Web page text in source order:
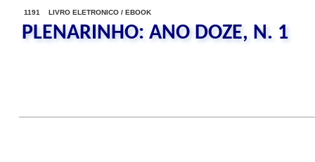
1191 LIVRO ELETRONICO / EBOOK
PLENARINHO: ANO DOZE, N. 1